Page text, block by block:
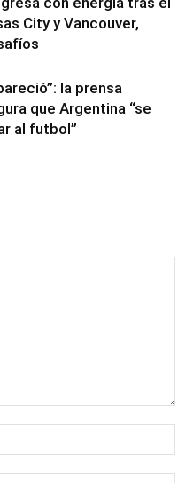
City y Vancouver,
la prensa
que Argentina “se
al futbol”